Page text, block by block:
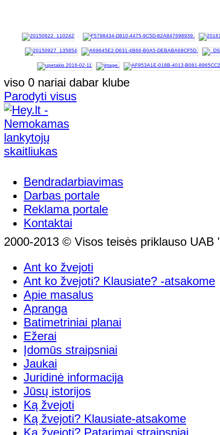
viso 0 nariai dabar klube
Parodyti visus
Bendradarbiavimas
Darbas portale
Reklama portale
Kontaktai
2000-2013 © Visos teisės priklauso UAB
Ant ko žvejoti
Ant ko žvejoti? Klausiate? -atsakome
Apie masalus
Apranga
Batimetriniai planai
Ežerai
Įdomūs straipsniai
Jaukai
Juridinė informacija
Jūsų istorijos
Ką žvejoti
Ką žvejoti? Klausiate-atsakome
Ką žvejoti? Patarimai,straipsniai